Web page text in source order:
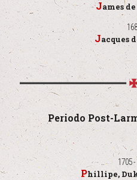
James
Jacques
Periodo Post-
1705
Phillipe,